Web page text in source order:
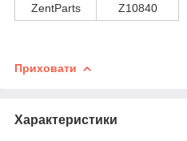
ZentParts
Z10840
Приховати
Характеристики